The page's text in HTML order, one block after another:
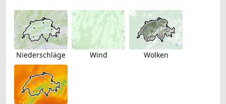
Niederschläge Wind Wolken